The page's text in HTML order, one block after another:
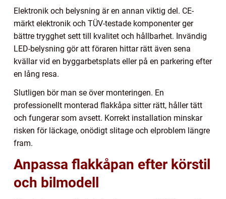
Elektronik och belysning är en annan viktig del. CE-
märkt elektronik och TÜV-testade komponenter ger
bättre trygghet sett till kvalitet och hållbarhet. Invändig
LED-belysning gör att föraren hittar rätt även sena
kvällar vid en byggarbetsplats eller på en parkering efter
en lång resa.
Slutligen bör man se över monteringen. En
professionellt monterad flakkåpa sitter rätt, håller tätt
och fungerar som avsett. Korrekt installation minskar
risken för läckage, onödigt slitage och elproblem längre
fram.
Anpassa flakkåpan efter körstil
och bilmodell